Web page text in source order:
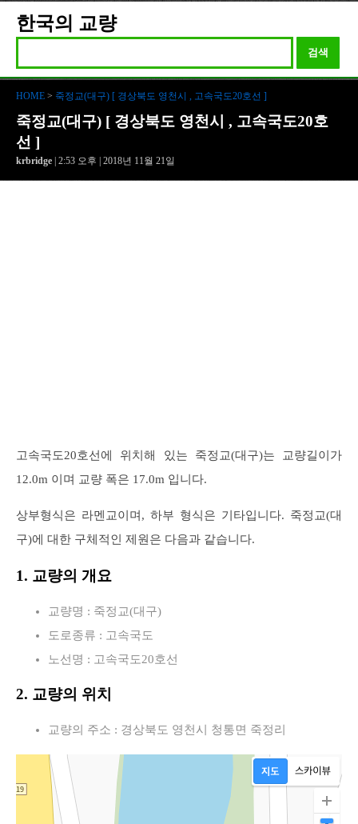
한국의 교량
검색
HOME > 죽정교(대구) [ 경상북도 영천시 , 고속국도20호선 ]
죽정교(대구) [ 경상북도 영천시 , 고속국도20호
선 ]
krbridge | 2:53 오후 | 2018년 11월 21일
고속국도20호선에 위치해 있는 죽정교(대구)는 교량길이가
12.0m 이며 교량 폭은 17.0m 입니다.
상부형식은 라멘교이며, 하부 형식은 기타입니다. 죽정교(대
구)에 대한 구체적인 제원은 다음과 같습니다.
1. 교량의 개요
교량명 : 죽정교(대구)
도로종류 : 고속국도
노선명 : 고속국도20호선
2. 교량의 위치
교량의 주소 : 경상북도 영천시 청통면 죽정리